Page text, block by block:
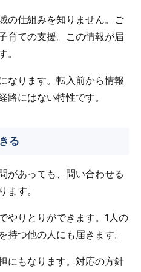
の仕組みを知りません。ご
育ての支援。この情報が届
。
なります。転入前から情報
路にはない特性です。
る
があっても、問い合わせる
ます。
やりとりができます。1人の
持つ他の人にも届きます。
にもなります。対応の方針